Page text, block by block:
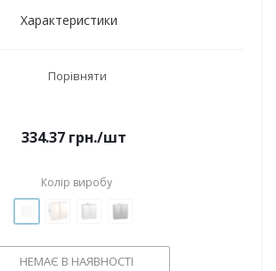
Характеристики
Порівняти
334.37грн./шт
Колір виробу
НЕМАЄ В НАЯВНОСТІ